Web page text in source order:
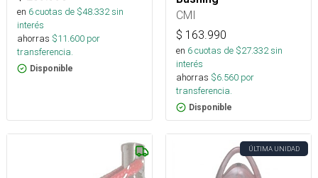
en 6cuotas de $48.332sin
interés
ahorras $11.600 por
transferencia.
Disponible
CMI
$ 163.990
en 6cuotas de $27.332sin
interés
ahorras $6.560 por
transferencia.
Disponible
ÚLTIMA UNIDAD